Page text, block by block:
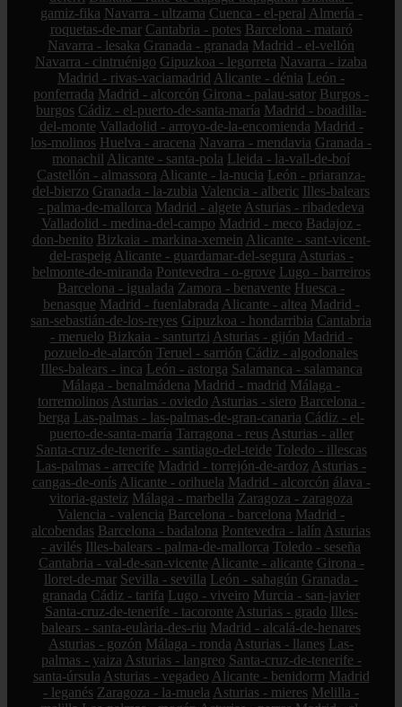
gamiz-fika Navarra - ultzama Cuenca - el-peral Almería -
roquetas-de-mar Cantabria - potes Barcelona - mataró
Navarra - lesaka Granada - granada Madrid - el-vellón
Navarra - cintruénigo Gipuzkoa - legorreta Navarra - izaba
Madrid - rivas-vaciamadrid Alicante - dénia León -
ponferrada Madrid - alcorcón Girona - palau-sator Burgos -
burgos Cádiz - el-puerto-de-santa-maría Madrid - boadilla-
del-monte Valladolid - arroyo-de-la-encomienda Madrid -
los-molinos Huelva - aracena Navarra - mendavia Granada -
monachil Alicante - santa-pola Lleida - la-vall-de-boí
Castellón - almassora Alicante - la-nucia León - priaranza-
del-bierzo Granada - la-zubia Valencia - alberic Illes-balears
- palma-de-mallorca Madrid - algete Asturias - ribadedeva
Valladolid - medina-del-campo Madrid - meco Badajoz -
don-benito Bizkaia - markina-xemein Alicante - sant-vicent-
del-raspeig Alicante - guardamar-del-segura Asturias -
belmonte-de-miranda Pontevedra - o-grove Lugo - barreiros
Barcelona - igualada Zamora - benavente Huesca -
benasque Madrid - fuenlabrada Alicante - altea Madrid -
san-sebastián-de-los-reyes Gipuzkoa - hondarribia Cantabria
- meruelo Bizkaia - santurtzi Asturias - gijón Madrid -
pozuelo-de-alarcón Teruel - sarrión Cádiz - algodonales
Illes-balears - inca León - astorga Salamanca - salamanca
Málaga - benalmádena Madrid - madrid Málaga -
torremolinos Asturias - oviedo Asturias - siero Barcelona -
berga Las-palmas - las-palmas-de-gran-canaria Cádiz - el-
puerto-de-santa-maría Tarragona - reus Asturias - aller
Santa-cruz-de-tenerife - santiago-del-teide Toledo - illescas
Las-palmas - arrecife Madrid - torrejón-de-ardoz Asturias -
cangas-de-onís Alicante - orihuela Madrid - alcorcón álava -
vitoria-gasteiz Málaga - marbella Zaragoza - zaragoza
Valencia - valencia Barcelona - barcelona Madrid -
alcobendas Barcelona - badalona Pontevedra - lalín Asturias
- avilés Illes-balears - palma-de-mallorca Toledo - seseña
Cantabria - val-de-san-vicente Alicante - alicante Girona -
lloret-de-mar Sevilla - sevilla León - sahagún Granada -
granada Cádiz - tarifa Lugo - viveiro Murcia - san-javier
Santa-cruz-de-tenerife - tacoronte Asturias - grado Illes-
balears - santa-eulària-des-riu Madrid - alcalá-de-henares
Asturias - gozón Málaga - ronda Asturias - llanes Las-
palmas - yaiza Asturias - langreo Santa-cruz-de-tenerife -
santa-úrsula Asturias - vegadeo Alicante - benidorm Madrid
- leganés Zaragoza - la-muela Asturias - mieres Melilla -